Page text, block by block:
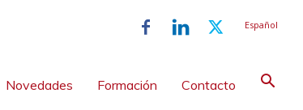
Español
Novedades Formación Contacto